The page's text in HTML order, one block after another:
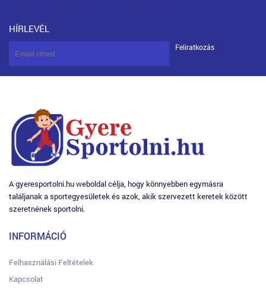
HÍRLEVÉL
Feliratkozás
A gyeresportolni.hu weboldal célja, hogy könnyebben egymásra
találjanak a sportegyesületek és azok, akik szervezett keretek között
szeretnének sportolni.
INFORMÁCIÓ
Felhasználási Feltételek
Kapcsolat